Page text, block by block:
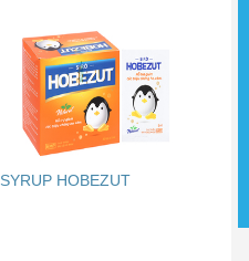
SYRUP HOBEZUT
BS VŨ VĂN LỰC
CHUYÊN GIA TƯ VẤN